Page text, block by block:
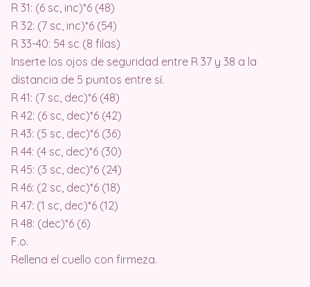
R 31: (6 sc, inc)*6 (48)
R 32: (7 sc, inc)*6 (54)
R 33-40: 54 sc (8 filas)
Inserte los ojos de seguridad entre R 37 y 38 a la
distancia de 5 puntos entre sí.
R 41: (7 sc, dec)*6 (48)
R 42: (6 sc, dec)*6 (42)
R 43: (5 sc, dec)*6 (36)
R 44: (4 sc, dec)*6 (30)
R 45: (3 sc, dec)*6 (24)
R 46: (2 sc, dec)*6 (18)
R 47: (1 sc, dec)*6 (12)
R 48: (dec)*6 (6)
F.o.
Rellena el cuello con firmeza.